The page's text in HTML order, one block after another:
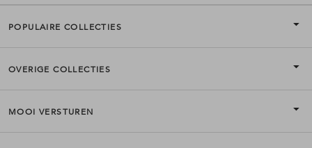
POPULAIRE COLLECTIES
OVERIGE COLLECTIES
MOOI VERSTUREN